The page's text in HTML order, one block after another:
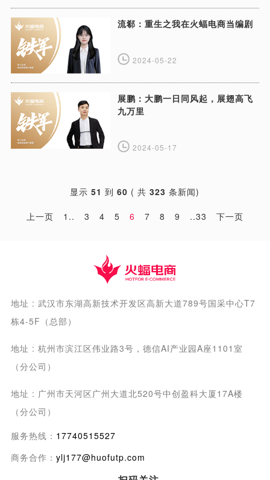
流郗：重生之我在火蝠电商当编剧
2024-05-22
展鹏：大鹏一日同风起，展翅高飞
九万里
2024-05-17
显示51 到60 ( 共323 条新闻)
上一页 1.. 3 4 5 6 7 8 9 ..33 下一页
地址 : 武汉市东湖高新技术开发区高新大道789号国采中心T7
栋4-5F（总部）
地址 : 杭州市滨江区伟业路3号，德信AI产业园A座1101室
（分公司）
地址 : 广州市天河区广州大道北520号中创盈科大厦17A楼
（分公司）
服务热线： 17740515527
商务合作： ylj177@huofutp.com